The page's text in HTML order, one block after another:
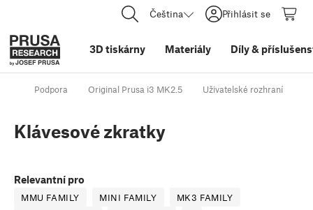
Čeština Přihlásit se
3D tiskárny Materiály Díly&
Podpora Original Prusa i3 MK2.5 Uživatelské rozhraní
Klávesové zkratky
Relevantní pro
MMU FAMILY MINI FAMILY
MK3 FAMILY